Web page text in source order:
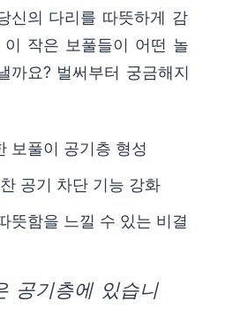
신의 다리를 따뜻하게 감
작은 보풀들이 어떤 놀
까요? 벌써부터 궁금해지
보풀이 공기층 형성
공기 차단 기능 강화
뜻함을 느낄 수 있는 비결
공기층에 있습니